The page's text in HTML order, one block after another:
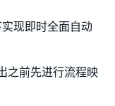
现即时全面自动
之前先进行流程映